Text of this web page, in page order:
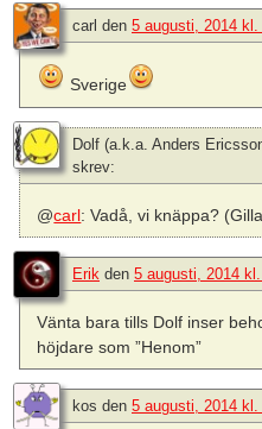
carl den 5 augusti, 2014 kl.
Sverige
Dolf (a.k.a. Anders
skrev:
@carl: Vadå, vi knäppa?
Erik den 5 augusti, 2014
Vänta bara tills Dolf inser
höjdare som ”Henom”
kos den 5 augusti, 2014 kl.